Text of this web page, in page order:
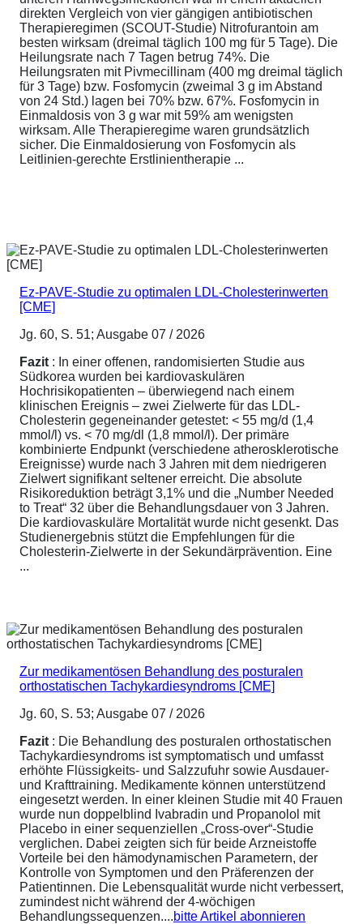
direkten Vergleich von vier gängigen antibiotischen
Therapieregimen (SCOUT-Studie) Nitrofurantoin am
besten wirksam (dreimal täglich 100 mg für 5 Tage). Die
Heilungsrate nach 7 Tagen betrug 74%. Die
Heilungsraten mit Pivmecillinam (400 mg dreimal täglich
für 3 Tage) bzw. Fosfomycin (zweimal 3 g im Abstand
von 24 Std.) lagen bei 70% bzw. 67%. Fosfomycin in
Einmaldosis von 3 g war mit 59% am wenigsten
wirksam. Alle Therapieregime waren grundsätzlich
sicher. Die Einmaldosierung von Fosfomycin als
Leitlinien-gerechte Erstlinientherapie ...
Ez-PAVE-Studie zu optimalen LDL-Cholesterinwerten
[CME]
Jg. 60, S. 51; Ausgabe 07 / 2026
Fazit : In einer offenen, randomisierten Studie aus
Südkorea wurden bei kardiovaskulären
Hochrisikopatienten – überwiegend nach einem
klinischen Ereignis – zwei Zielwerte für das LDL-
Cholesterin gegeneinander getestet: < 55 mg/d (1,4
mmol/l) vs. < 70 mg/dl (1,8 mmol/l). Der primäre
kombinierte Endpunkt (verschiedene atherosklerotische
Ereignisse) wurde nach 3 Jahren mit dem niedrigeren
Zielwert signifikant seltener erreicht. Die absolute
Risikoreduktion beträgt 3,1% und die „Number Needed
to Treat“ 32 über die Behandlungsdauer von 3 Jahren.
Die kardiovaskuläre Mortalität wurde nicht gesenkt. Das
Studienergebnis stützt die Empfehlungen für die
Cholesterin-Zielwerte in der Sekundärprävention. Eine
...
Zur medikamentösen Behandlung des posturalen
orthostatischen Tachykardiesyndroms [CME]
Jg. 60, S. 53; Ausgabe 07 / 2026
Fazit : Die Behandlung des posturalen orthostatischen
Tachykardiesyndroms ist symptomatisch und umfasst
erhöhte Flüssigkeits- und Salzzufuhr sowie Ausdauer-
und Krafttraining. Medikamente können unterstützend
eingesetzt werden. In einer kleinen Studie mit 40 Frauen
wurde nun doppelblind Ivabradin und Propanolol mit
Placebo in einer sequenziellen „Cross-over“-Studie
verglichen. Dabei zeigten sich für beide Arzneistoffe
Vorteile bei den hämodynamischen Parametern, der
Kontrolle von Symptomen und den Präferenzen der
Patientinnen. Die Lebensqualität wurde nicht verbessert,
zumindest nicht während der 4-wöchigen
Behandlungssequenzen....bitte Artikel abonnieren